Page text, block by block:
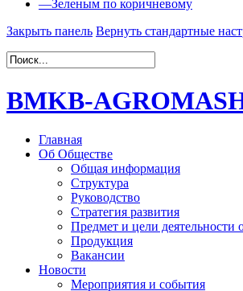
—Зеленым по коричневому
Закрыть панель Вернуть стандартные
BMKB-
Главная
Об Обществе
Общая информация
Структура
Руководство
Стратегия развития
Предмет и цели деятельности
Продукция
Вакансии
Новости
Мероприятия и события